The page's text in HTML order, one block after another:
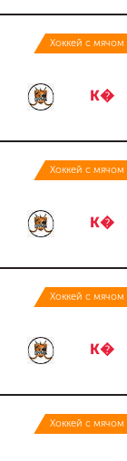
Хоккей с мячом
К�
Хоккей с мячом
К�
Хоккей с мячом
К�
Хоккей с мячом